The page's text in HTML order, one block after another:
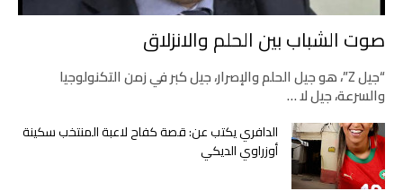
صوت الشباب بين الحلم والانزلاق
“جيل Z”، هو جيل الحلم والإصرار، جيل كبر في زمن التكنولوجيا
والسرعة، جيل لا …
الدافري يكتب عن: قصة كفاح لاعبة المنتخب سكينة
أوزراوي الديكي